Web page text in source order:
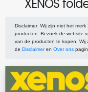
XENOS
Disclaimer: Wij zijn niet het merk
producten. Bezoek de website
van de producten te kopen. Wij
de Disclaimeren Over ons